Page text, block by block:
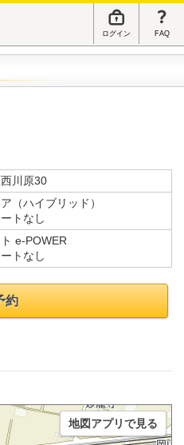
ログイン FAQ
川原30
（ハイブリッド）
トなし
e-POWER
トなし
約
地図アプリで見る